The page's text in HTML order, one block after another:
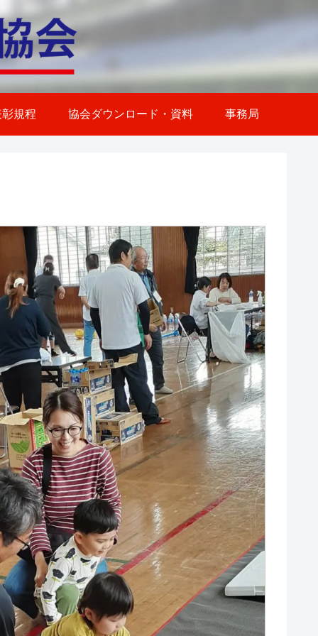
彰規程 協会ダウンロード・資料 事務局